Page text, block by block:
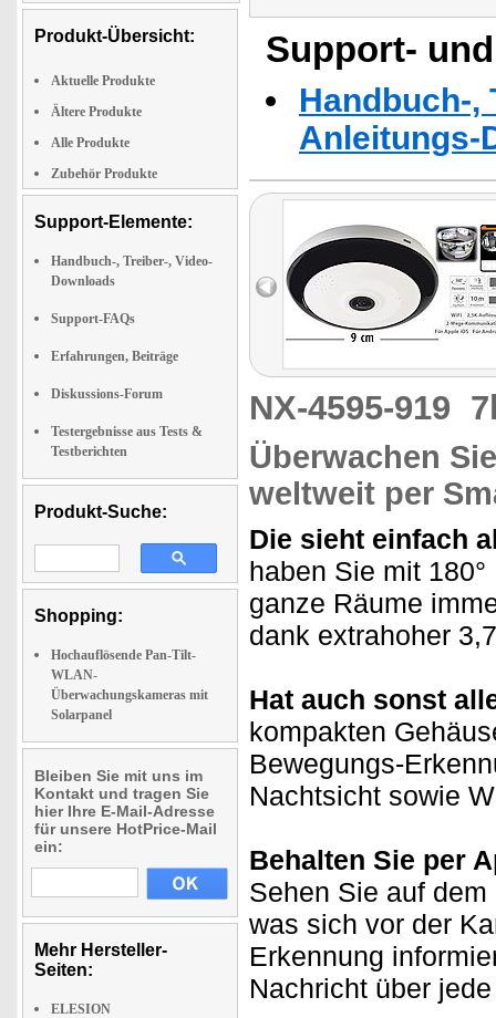
Produkt-Übersicht:
Aktuelle Produkte
Ältere Produkte
Alle Produkte
Zubehör Produkte
Support-Elemente:
Handbuch-, Treiber-, Video-
Downloads
Support-FAQs
Erfahrungen, Beiträge
Diskussions-Forum
Testergebnisse aus Tests &
Testberichten
Produkt-Suche:
Shopping:
Hochauflösende Pan-Tilt-
WLAN-
Überwachungskameras mit
Solarpanel
Bleiben Sie mit uns im
Kontakt und tragen Sie
hier Ihre E-Mail-Adresse
für unsere HotPrice-Mail
ein:
Mehr Hersteller-
Seiten:
ELESION
Support-
Handbuch-,
Anleitungs-
NX-4595-919
Überwachen
weltweit per
Die sieht einfach
haben Sie mit
ganze Räume
dank extrahoher
Hat auch sonst
kompakten
Bewegungs-
Nachtsicht sowie
Behalten Sie per
Sehen Sie auf
was sich vor der
Erkennung
Nachricht über